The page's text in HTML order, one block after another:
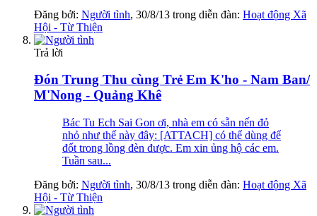
Đăng bởi: Người tình, 30/8/13 trong diễn đàn: Hoạt động Xã
Hội - Từ Thiện
Trả lời
Đón Trung Thu cùng Trẻ Em K'ho - Nam Ban/
M'Nong - Quảng Khê
Bác Tu Ech Sai Gon ơi, nhà em có sẵn nến đỏ
nhỏ như thế này đây: [ATTACH] có thể dùng để
đốt trong lồng đèn được. Em xin ủng hộ các em.
Tuần sau...
Đăng bởi: Người tình, 30/8/13 trong diễn đàn: Hoạt động Xã
Hội - Từ Thiện